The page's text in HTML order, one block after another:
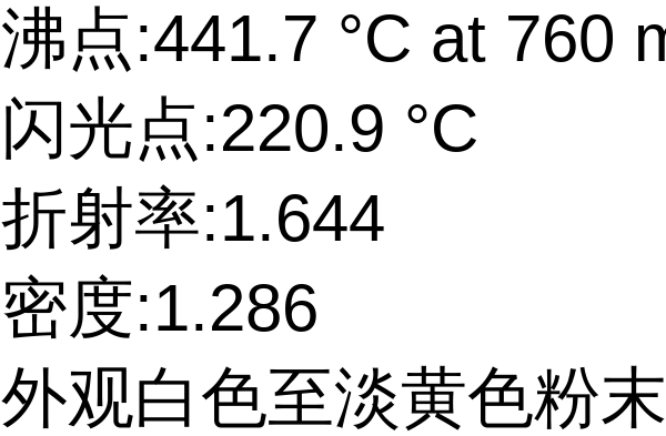
沸点:441.7 °C at 760
闪光点:220.9 °C
折射率:1.644
密度:1.286
外观白色至淡黄色粉末